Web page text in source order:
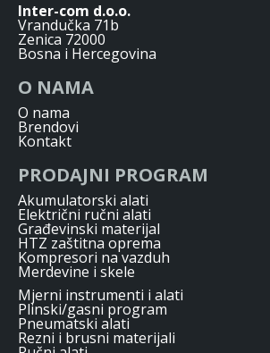
Inter-com d.o.o.
Vrandučka 71b
Zenica 72000
Bosna i Hercegovina
O NAMA
O nama
Brendovi
Kontakt
PRODAJNI PROGRAM
Akumulatorski alati
Električni ručni alati
Građevinski materijal
HTZ zaštitna oprema
Kompresori na vazduh
Merdevine i skele
Mjerni instrumenti i alati
Plinski/gasni program
Pneumatski alati
Rezni i brusni materijali